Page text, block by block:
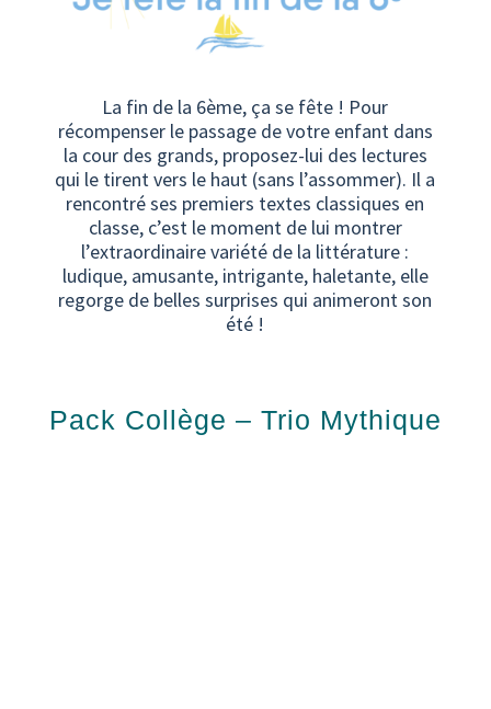
La fin de la 6ème, ça se fête ! Pour
récompenser le passage de votre enfant dans
la cour des grands, proposez-lui des lectures
qui le tirent vers le haut (sans l’assommer). Il a
rencontré ses premiers textes classiques en
classe, c’est le moment de lui montrer
l’extraordinaire variété de la littérature :
ludique, amusante, intrigante, haletante, elle
regorge de belles surprises qui animeront son
été !
Pack Collège – Trio Mythique